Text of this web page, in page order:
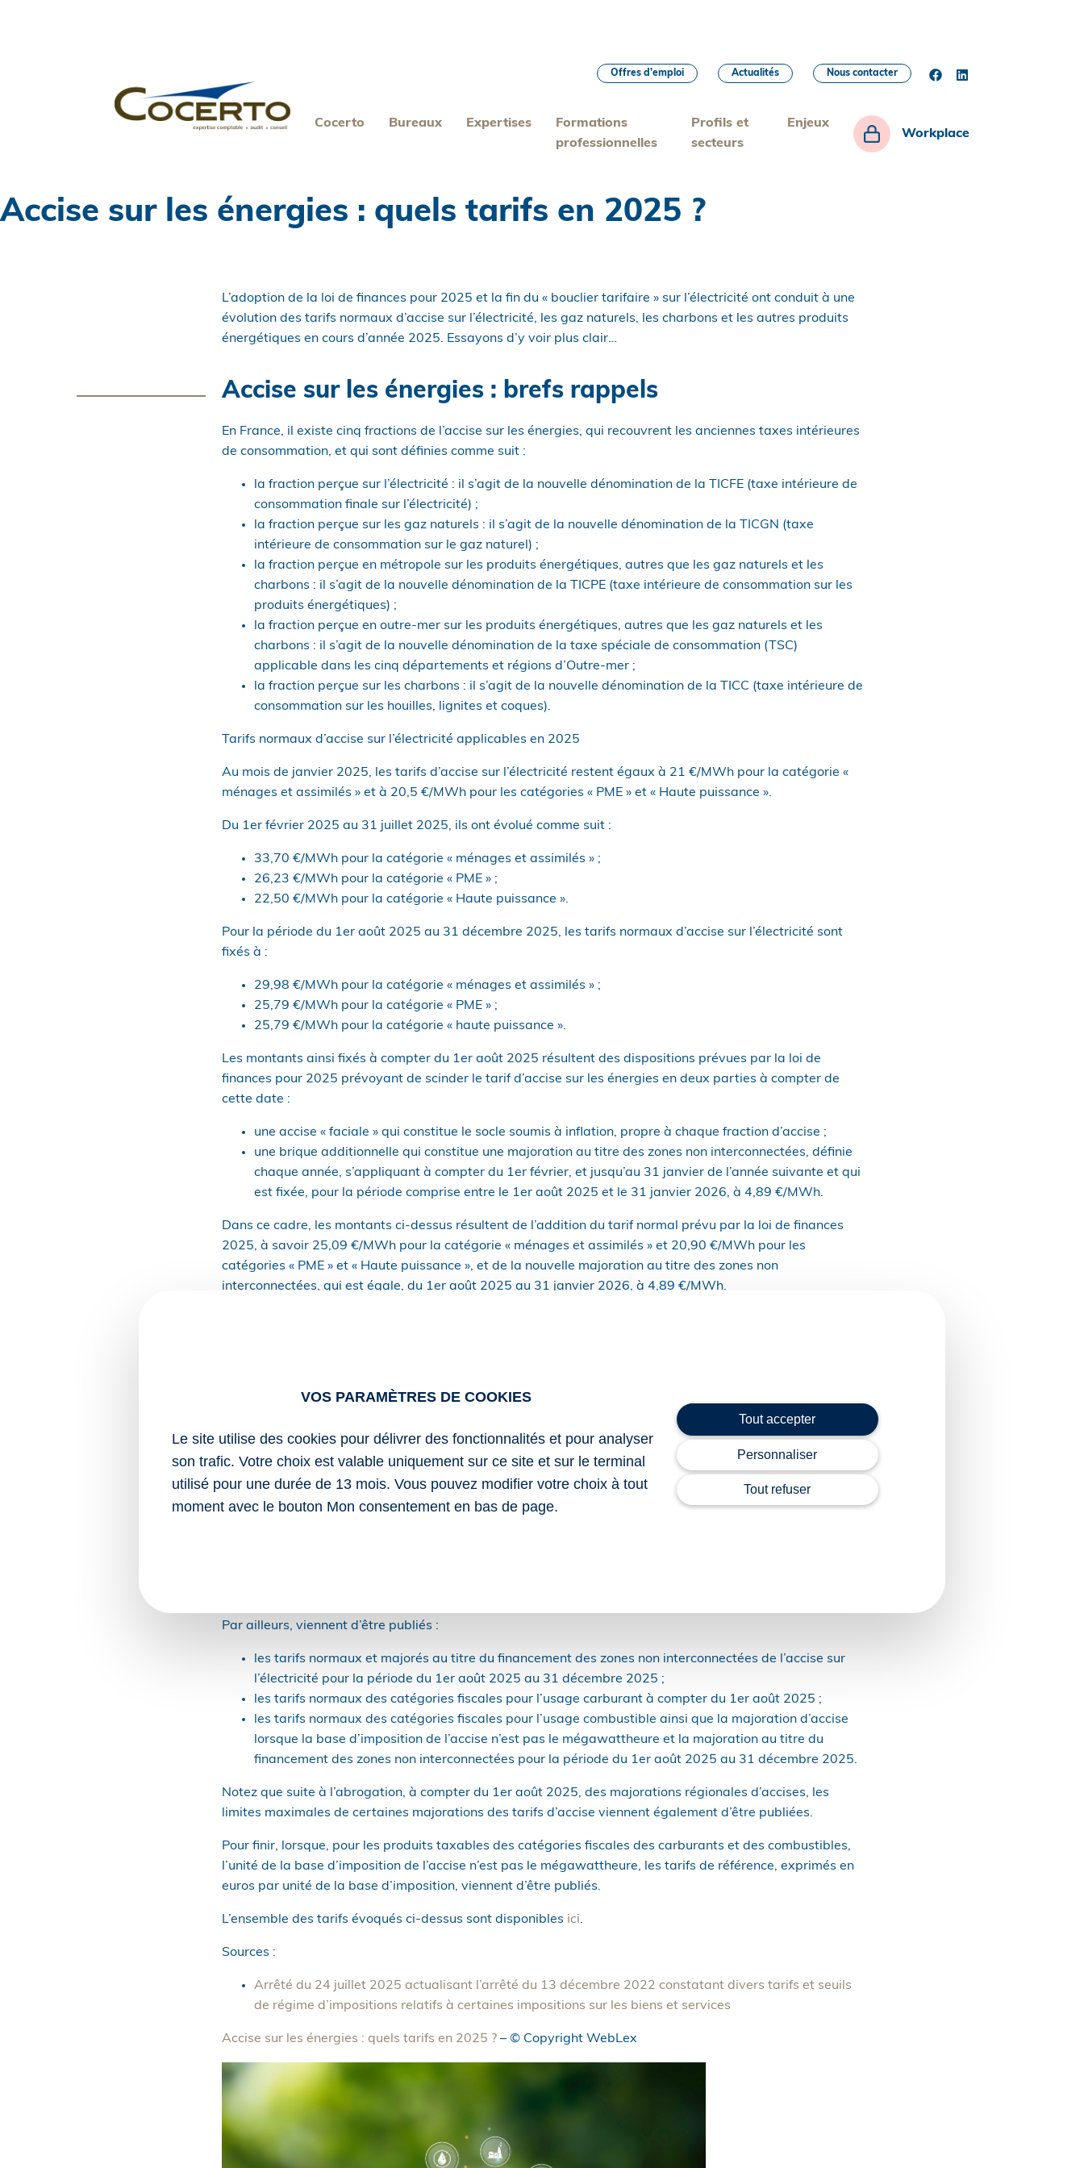
Cocerto Bureaux Expertises
Formations
professionnelles
Profils et
secteurs
Enjeux
Workplace
Offres d’emploi Actualités Nous contacter
Accise sur les énergies : quels tarifs en 2025 ?
L’adoption de la loi de finances pour 2025 et la fin du « bouclier tarifaire » sur l’électricité ont conduit à une
évolution des tarifs normaux d’accise sur l’électricité, les gaz naturels, les charbons et les autres produits
énergétiques en cours d’année 2025. Essayons d’y voir plus clair…
Accise sur les énergies : brefs rappels
En France, il existe cinq fractions de l’accise sur les énergies, qui recouvrent les anciennes taxes intérieures
de consommation, et qui sont définies comme suit :
la fraction perçue sur l’électricité : il s’agit de la nouvelle dénomination de la TICFE (taxe intérieure de
consommation finale sur l’électricité) ;
la fraction perçue sur les gaz naturels : il s’agit de la nouvelle dénomination de la TICGN (taxe
intérieure de consommation sur le gaz naturel) ;
la fraction perçue en métropole sur les produits énergétiques, autres que les gaz naturels et les
charbons : il s’agit de la nouvelle dénomination de la TICPE (taxe intérieure de consommation sur les
produits énergétiques) ;
la fraction perçue en outre-mer sur les produits énergétiques, autres que les gaz naturels et les
charbons : il s’agit de la nouvelle dénomination de la taxe spéciale de consommation (TSC)
applicable dans les cinq départements et régions d’Outre-mer ;
la fraction perçue sur les charbons : il s’agit de la nouvelle dénomination de la TICC (taxe intérieure de
consommation sur les houilles, lignites et coques).
Tarifs normaux d’accise sur l’électricité applicables en 2025
Au mois de janvier 2025, les tarifs d’accise sur l’électricité restent égaux à 21 €/MWh pour la catégorie «
ménages et assimilés » et à 20,5 €/MWh pour les catégories « PME » et « Haute puissance ».
Du 1er février 2025 au 31 juillet 2025, ils ont évolué comme suit :
33,70 €/MWh pour la catégorie « ménages et assimilés » ;
26,23 €/MWh pour la catégorie « PME » ;
22,50 €/MWh pour la catégorie « Haute puissance ».
Pour la période du 1er août 2025 au 31 décembre 2025, les tarifs normaux d’accise sur l’électricité sont
fixés à :
29,98 €/MWh pour la catégorie « ménages et assimilés » ;
25,79 €/MWh pour la catégorie « PME » ;
25,79 €/MWh pour la catégorie « haute puissance ».
Les montants ainsi fixés à compter du 1er août 2025 résultent des dispositions prévues par la loi de
finances pour 2025 prévoyant de scinder le tarif d’accise sur les énergies en deux parties à compter de
cette date :
une accise « faciale » qui constitue le socle soumis à inflation, propre à chaque fraction d’accise ;
une brique additionnelle qui constitue une majoration au titre des zones non interconnectées, définie
chaque année, s’appliquant à compter du 1er février, et jusqu’au 31 janvier de l’année suivante et qui
est fixée, pour la période comprise entre le 1er août 2025 et le 31 janvier 2026, à 4,89 €/MWh.
Dans ce cadre, les montants ci-dessus résultent de l’addition du tarif normal prévu par la loi de finances
2025, à savoir 25,09 €/MWh pour la catégorie « ménages et assimilés » et 20,90 €/MWh pour les
catégories « PME » et « Haute puissance », et de la nouvelle majoration au titre des zones non
interconnectées, qui est égale, du 1er août 2025 au 31 janvier 2026, à 4,89 €/MWh.
Tarifs normaux d’accise sur les charbons et les gaz naturels à usage combustible
Des précisions viennent d’être apportées concernant les tarifs normaux d’accise sur les charbons et les gaz
naturels à usage combustible :
Par ailleurs, viennent d’être publiés :
les tarifs normaux et majorés au titre du financement des zones non interconnectées de l’accise sur
l’électricité pour la période du 1er août 2025 au 31 décembre 2025 ;
les tarifs normaux des catégories fiscales pour l’usage carburant à compter du 1er août 2025 ;
les tarifs normaux des catégories fiscales pour l’usage combustible ainsi que la majoration d’accise
lorsque la base d’imposition de l’accise n’est pas le mégawattheure et la majoration au titre du
financement des zones non interconnectées pour la période du 1er août 2025 au 31 décembre 2025.
Notez que suite à l’abrogation, à compter du 1er août 2025, des majorations régionales d’accises, les
limites maximales de certaines majorations des tarifs d’accise viennent également d’être publiées.
Pour finir, lorsque, pour les produits taxables des catégories fiscales des carburants et des combustibles,
l’unité de la base d’imposition de l’accise n’est pas le mégawattheure, les tarifs de référence, exprimés en
euros par unité de la base d’imposition, viennent d’être publiés.
L’ensemble des tarifs évoqués ci-dessus sont disponibles ici.
Sources :
Arrêté du 24 juillet 2025 actualisant l’arrêté du 13 décembre 2022 constatant divers tarifs et seuils
de régime d’impositions relatifs à certaines impositions sur les biens et services
Accise sur les énergies : quels tarifs en 2025 ?– © Copyright WebLex
VOS PARAMÈTRES DE COOKIES
Le site utilise des cookies pour délivrer des fonctionnalités et pour analyser
son trafic. Votre choix est valable uniquement sur ce site et sur le terminal
utilisé pour une durée de 13 mois. Vous pouvez modifier votre choix à tout
moment avec le bouton Mon consentement en bas de page.
Tout accepter
Personnaliser
Tout refuser